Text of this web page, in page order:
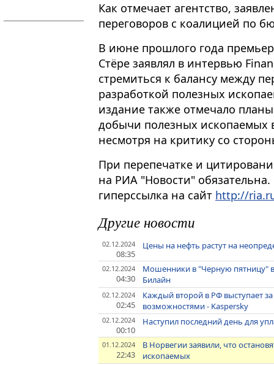
Как отмечает агентство,
переговоров с коалицией по
В июне прошлого года
Стёре заявлял в интервью
стремиться к балансу между
разработкой полезных
издание также отмечало
добычи полезных ископаемых
несмотря на критику со
При перепечатке и
на РИА "Новости"
гиперссылка на сайт http://
Другие новости
02.12.2024
08:35
Цены на нефть растут на
02.12.2024
04:30
Мошенники в "Черную пятницу"
Билайн
02.12.2024
02:45
Каждый второй в РФ выступает
возможностями - Kaspersky
02.12.2024
00:10
Наступил последний день для
01.12.2024
22:43
В Норвегии заявили, что
ископаемых